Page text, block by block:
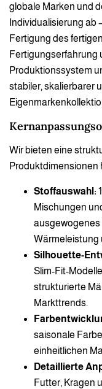
globale Marken und
Individualisierung ab
Fertigung des
Fertigungserfahrung
Produktionssystem
stabiler, skalierbarer
Wir bieten eine
Produktdimensionen
Stoffauswahl:
Mischungen
ausgewogenes
Wärmeleistung
Silhouette-
Slim-Fit-
strukturierte
Markttrends.
saisonale
einheitlichen
Detaillierte
Futter, Kragen